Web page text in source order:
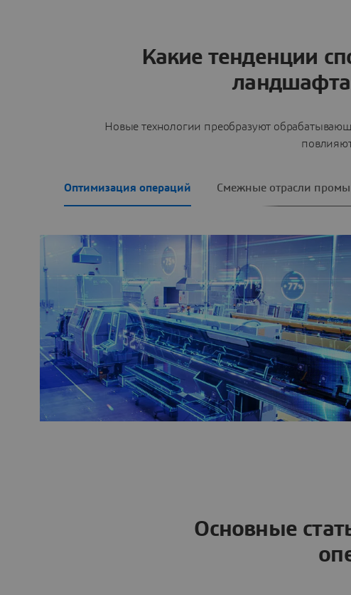
Какие тенденции
ландшафта
Новые технологии преобразуют
Оптимизация операций Смежные отрасли
Основные